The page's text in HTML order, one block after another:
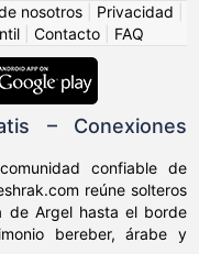
nosotros Privacidad
Contacto FAQ
– Conexiones
confiable de
reúne solteros
de Argel hasta el borde
bereber, árabe y